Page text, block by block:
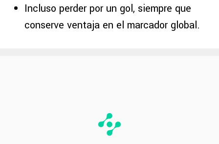
Incluso perder por un gol, siempre que
conserve ventaja en el marcador global.